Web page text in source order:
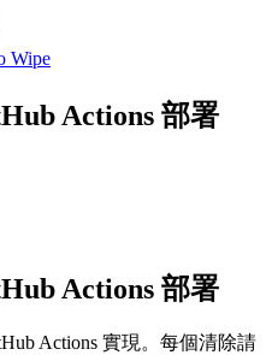
Wipe
Actions 部署
Actions 部署
Actions 實現。每個清除請